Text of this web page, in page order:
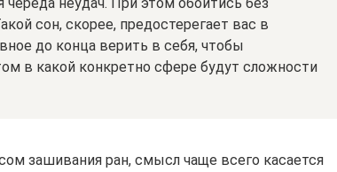
сон, скорее, предостерегает вас в
до конца верить в себя, чтобы
в какой конкретно сфере будут сложности
зашивания ран, смысл чаще всего касается